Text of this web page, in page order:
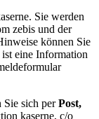
Sie werden
zebis und der
können Sie
eine Information
Sie sich perPost,
kaserne, c/o